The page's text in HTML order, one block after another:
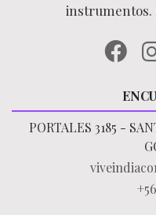
instrumentos.
PORTALES 3185 -